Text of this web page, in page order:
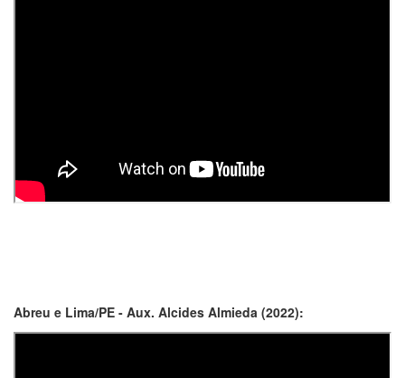
Abreu e Lima/PE - Aux. Alcides Almieda (2022):